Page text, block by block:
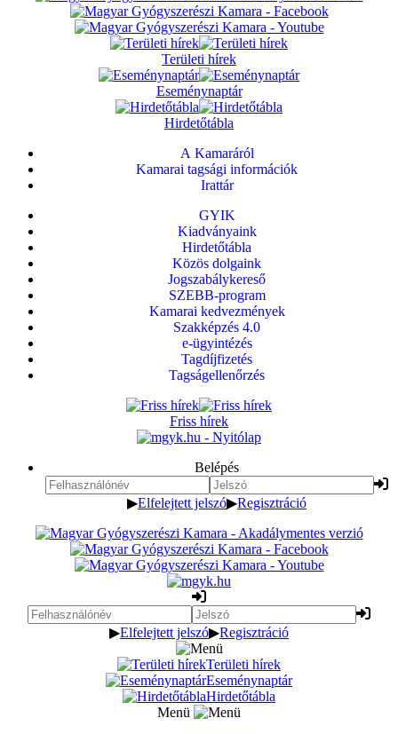
Területi hírek
Eseménynaptár
Hirdetőtábla
A Kamaráról
Kamarai tagsági információk
Irattár
GYIK
Kiadványaink
Hirdetőtábla
Közös dolgaink
Jogszabálykereső
SZEBB-program
Kamarai kedvezmények
Szakképzés 4.0
e-ügyintézés
Tagdíjfizetés
Tagságellenőrzés
Friss hírek
Belépés
▶Elfelejtett jelszó▶Regisztráció
▶Elfelejtett jelszó▶Regisztráció
Területi hírek
Eseménynaptár
Hirdetőtábla
Menü